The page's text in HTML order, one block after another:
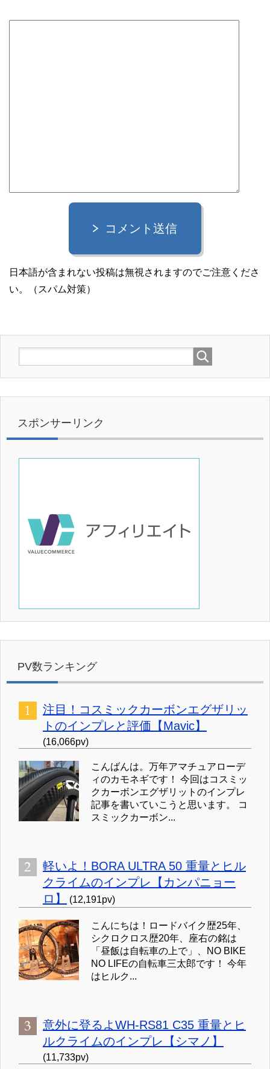
コメント送信
日本語が含まれない投稿は無視されますのでご注意くださ
い。（スパム対策）
スポンサーリンク
PV数ランキング
注目！コスミックカーボンエグザリッ
トのインプレと評価【Mavic】
(16,066pv)
こんばんは。万年アマチュアローデ
ィのカモネギです！ 今回はコスミッ
クカーボンエグザリットのインプレ
記事を書いていこうと思います。 コ
スミックカーボン...
軽いよ！BORA ULTRA 50 重量とヒル
クライムのインプレ【カンパニョー
ロ】
(12,191pv)
こんにちは！ロードバイク歴25年、
シクロクロス歴20年、座右の銘は
「昼飯は自転車の上で」、NO BIKE
NO LIFEの自転車三太郎です！ 今年
はヒルク...
意外に登るよWH-RS81 C35 重量とヒ
ルクライムのインプレ【シマノ】
(11,733pv)